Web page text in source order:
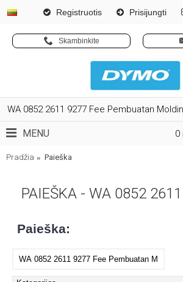
Registruotis Prisijungti
Skambinkite
0
MENU
Pradžia Paieška
PAIEŠKA - WA 0852
Paieška: